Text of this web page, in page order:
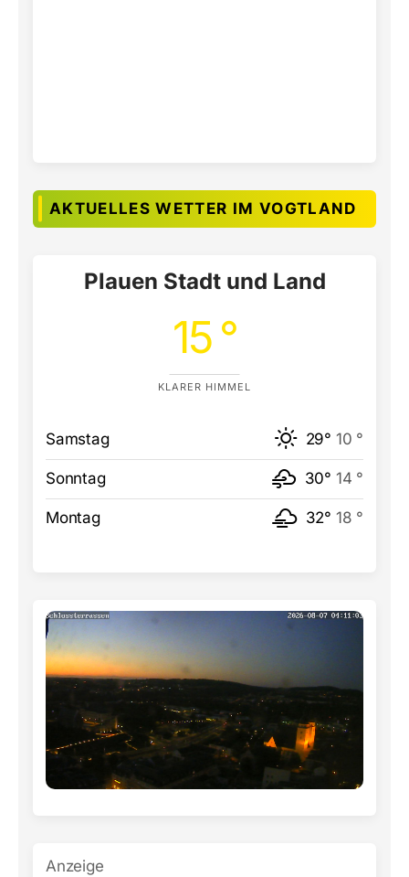
AKTUELLES WETTER IM VOGTLAND
Plauen Stadt und Land
15 °
KLARER HIMMEL
Samstag 29° 10 °
Sonntag 30° 14 °
Montag 32° 18 °
Anzeige